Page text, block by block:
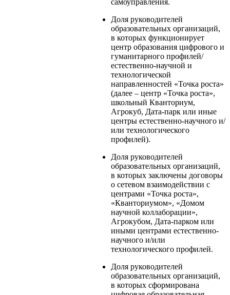
Доля руководителей
образовательных организаций,
в которых функционирует
центр образования цифрового и
гуманитарного профилей/
естественно-научной и
технологической
направленностей «Точка роста»
(далее – центр «Точка роста»,
школьный Кванториум,
Агрокуб, Дата-парк или иные
центры естественно-научного и/
или технологического
профилей).
Доля руководителей
образовательных организаций,
в которых заключены договоры
о сетевом взаимодействии с
центрами «Точка роста»,
«Кванториумом», «Домом
научной коллаборации»,
Агрокубом, Дата-парком или
иными центрами естественно-
научного и/или
технологического профилей.
Доля руководителей
образовательных организаций,
в которых сформирована